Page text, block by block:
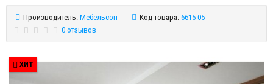
Производитель: Мебельсон Код товара: 6615-05
0 отзывов
ХИТ